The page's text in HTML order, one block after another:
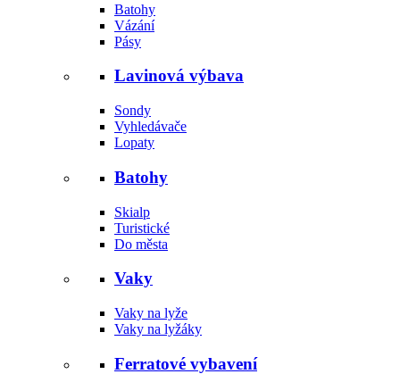
Batohy
Vázání
Pásy
Lavinová výbava
Sondy
Vyhledávače
Lopaty
Batohy
Skialp
Turistické
Do města
Vaky
Vaky na lyže
Vaky na lyžáky
Ferratové vybavení